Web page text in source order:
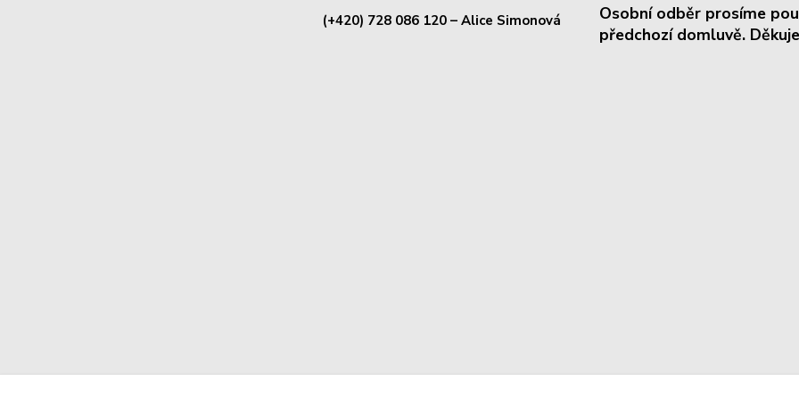
(+420) 728 086 120 – Alice Simonová
Osobní odběr prosíme
předchozí domluvě.